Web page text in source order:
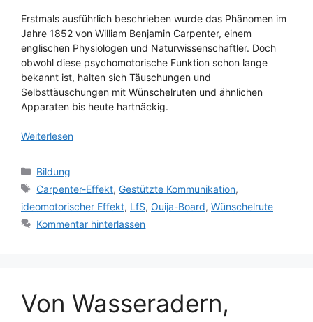
Erstmals ausführlich beschrieben wurde das Phänomen im
Jahre 1852 von William Benjamin Carpenter, einem
englischen Physiologen und Naturwissenschaftler. Doch
obwohl diese psychomotorische Funktion schon lange
bekannt ist, halten sich Täuschungen und
Selbsttäuschungen mit Wünschelruten und ähnlichen
Apparaten bis heute hartnäckig.
Weiterlesen
Kategorien
Bildung
Schlagwörter
Carpenter-Effekt,Gestützte Kommunikation,
ideomotorischer Effekt, LfS, Ouija-Board, Wünschelrute
Kommentar hinterlassen
Von Wasseradern,